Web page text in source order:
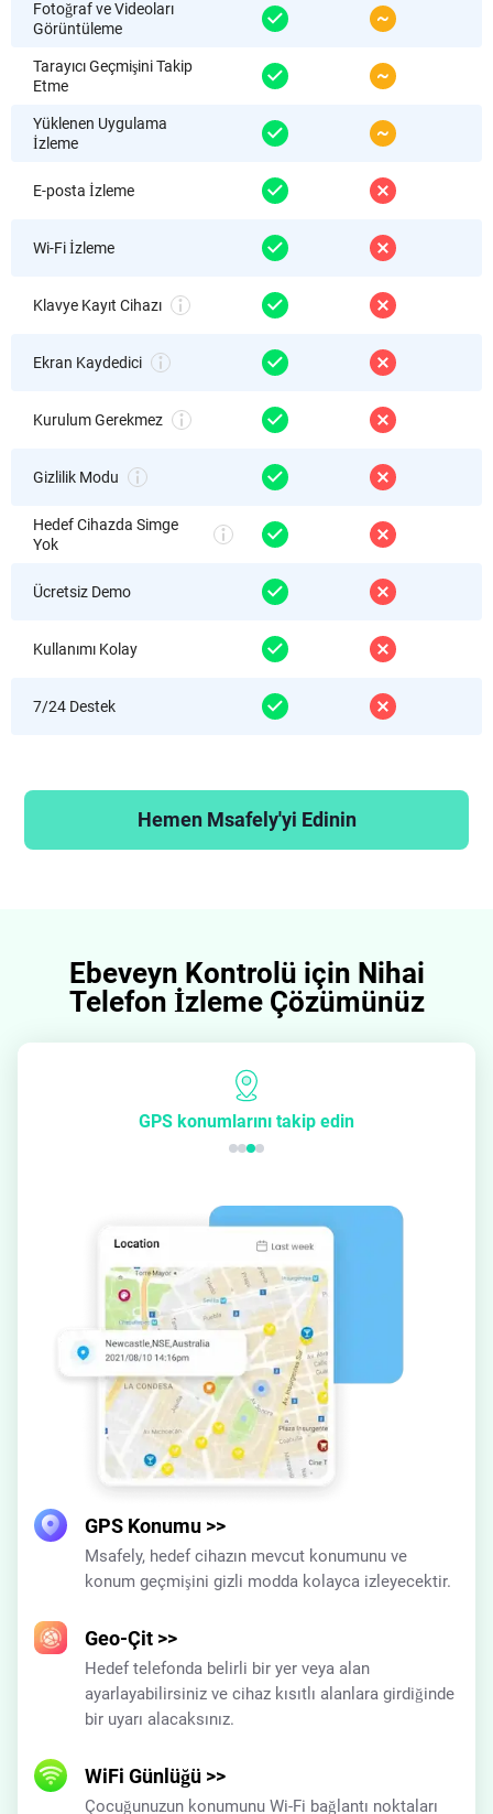
Fotoğraf ve Videoları
Görüntüleme
Tarayıcı Geçmişini Takip
Etme
Yüklenen Uygulama
İzleme
E-posta İzleme
Wi-Fi İzleme
Klavye Kayıt Cihazı
Ekran Kaydedici
Kurulum Gerekmez
Gizlilik Modu
Hedef Cihazda Simge
Yok
Ücretsiz Demo
Kullanımı Kolay
7/24 Destek
Hemen Msafely'yi Edinin
Ebeveyn Kontrolü için Nihai
Telefon İzleme Çözümünüz
GPS konumlarını takip edin
GPS Konumu >>
Msafely, hedef cihazın mevcut konumunu ve
konum geçmişini gizli modda kolayca izleyecektir.
Geo-Çit >>
Hedef telefonda belirli bir yer veya alan
ayarlayabilirsiniz ve cihaz kısıtlı alanlara girdiğinde
bir uyarı alacaksınız.
WiFi Günlüğü >>
Çocuğunuzun konumunu Wi-Fi bağlantı noktaları